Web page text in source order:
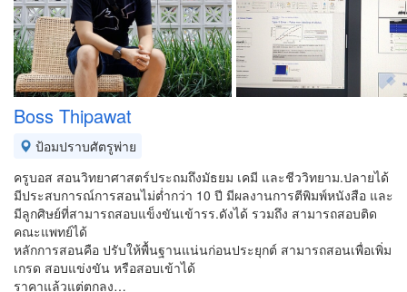
Boss Thipawat
ป้อมปราบศัตรูพ่าย
ครูบอส สอนวิทยาศาสตร์ประถมถึงมัธยม เคมี และชีววิทยาม.ปลายได้
มีประสบการณ์การสอนไม่ต่ำกว่า 10 ปี มีผลงานการตีพิมพ์หนังสือ และ
มีลูกศิษย์ที่สามารถสอบแข็งขันเข้ารร.ดังได้ รวมถึง สามารถสอบติด
คณะแพทย์ได้
หลักการสอนคือ ปรับให้พื้นฐานแน่นก่อนประยุกต์ สามารถสอนเพื่อเพิ่ม
เกรด สอบแข่งขัน หรือสอบเข้าได้
ราคาแล้วแต่ตกลง…